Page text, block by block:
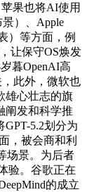
果也将AI使用
）、Apple
）等方面，例
让保守OS焕发
暮OpenAI高
此外，微软也
雄心壮志的旗
阐发和科学推
5.2划分为
，被会商和利
场景。为后者
验。谷歌正在
的成立